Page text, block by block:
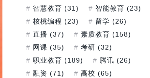
智慧教育 (31) 智能教育 (23)
核桃编程 (23) 留学 (26)
直播 (37) 素质教育 (158)
网课 (35) 考研 (32)
职业教育 (189) 腾讯 (26)
融资 (71) 高校 (65)